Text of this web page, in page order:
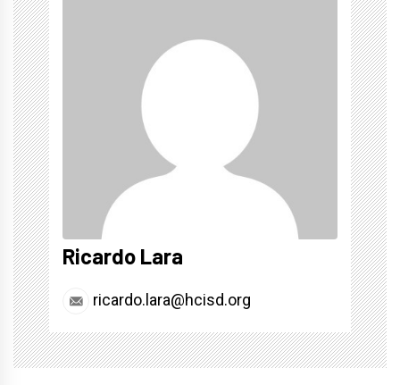
Ricardo Lara
ricardo.lara@hcisd.org